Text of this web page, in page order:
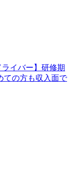
イバー】研修期
ての方も収入面で